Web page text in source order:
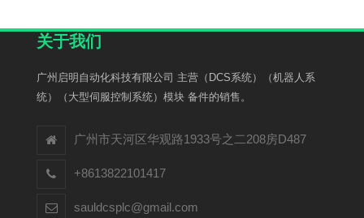
关于我们
广州启明自动化科技有限公司 主营（DCS系统）（机器人系
统）（大型伺服控制系统）模块 备件的销售。
广州市天河区华观路1933号之二208房D487
+8613822101417
sauldcsplc@gmail.com